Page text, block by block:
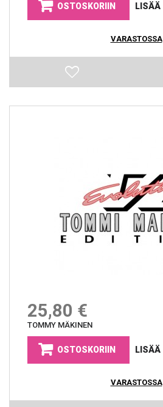
OSTOSKORIIN LISÄÄ
VARASTOSSA
25,80 €
TOMMY MÄKINEN
OSTOSKORIIN LISÄÄ
VARASTOSSA